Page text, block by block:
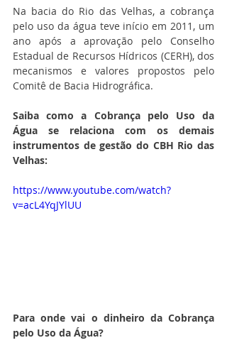
Na bacia do Rio das Velhas, a cobrança
pelo uso da água teve início em 2011, um
ano após a aprovação pelo Conselho
Estadual de Recursos Hídricos (CERH), dos
mecanismos e valores propostos pelo
Comitê de Bacia Hidrográfica.
Saiba como a Cobrança pelo Uso da
Água se relaciona com os demais
instrumentos de gestão do CBH Rio das
Velhas:
https://www.youtube.com/watch?
v=acL4YqJYlUU
Para onde vai o dinheiro da Cobrança
pelo Uso da Água?